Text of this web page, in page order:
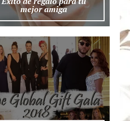
mejor amiga